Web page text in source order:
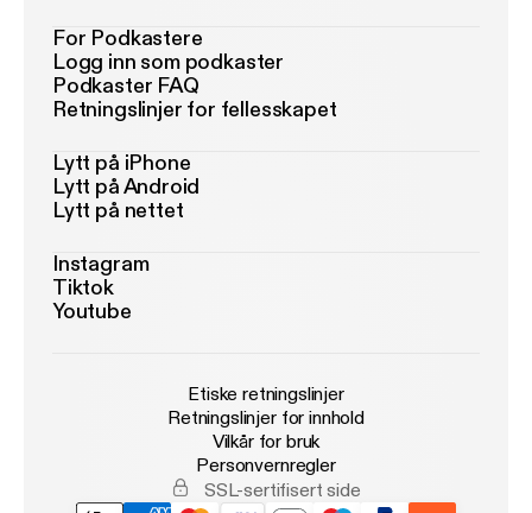
For Podkastere
Logg inn som podkaster
Podkaster FAQ
Retningslinjer for fellesskapet
Lytt på iPhone
Lytt på Android
Lytt på nettet
Instagram
Tiktok
Youtube
Etiske retningslinjer
Retningslinjer for innhold
Vilkår for bruk
Personvernregler
SSL-sertifisert side